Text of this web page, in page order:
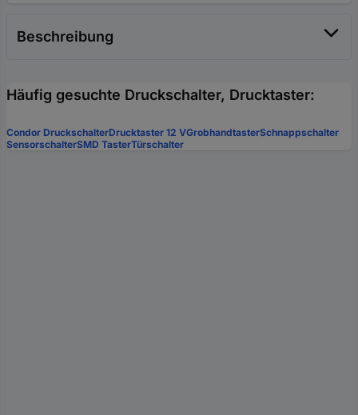
Beschreibung
Häufig gesuchte Druckschalter, Drucktaster:
Condor DruckschalterDrucktaster 12 VGrobhandtasterSchnappschalter
SensorschalterSMD TasterTürschalter